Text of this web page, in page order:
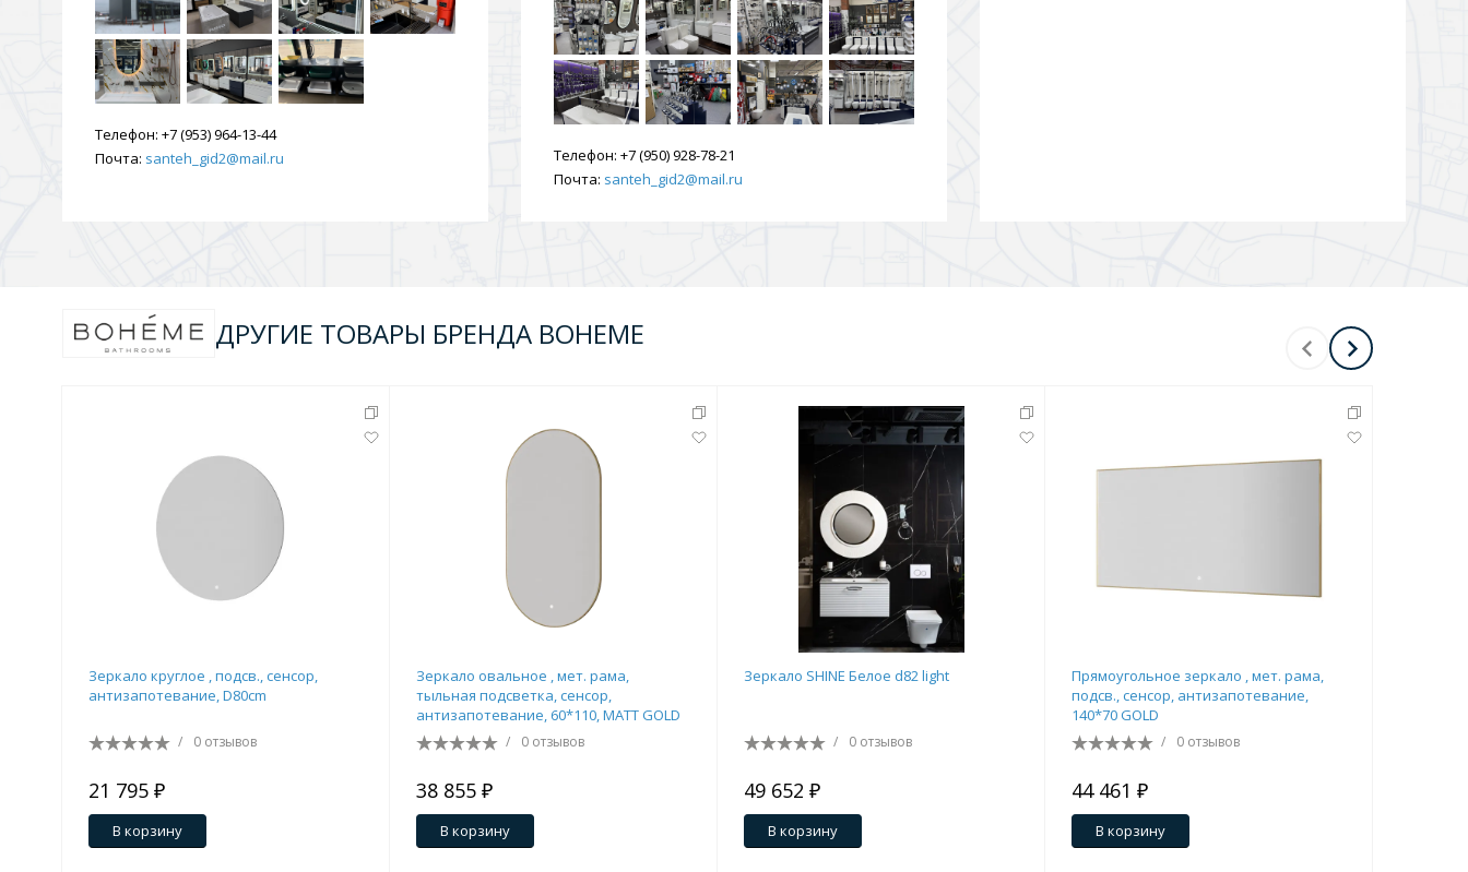
Телефон: +7 (953) 964-13-44
Почта: santeh_gid2@mail.ru Телефон: +7 (950) 928-78-21
Почта: santeh_gid2@mail.ru
ДРУГИЕ ТОВАРЫ БРЕНДА BOHEME
Зеркало круглое , подсв., сенсор,
антизапотевание, D80cm
/ 0 отзывов
21 795 ₽
В корзину
Зеркало овальное , мет. рама,
тыльная подсветка, сенсор,
антизапотевание, 60*110, MATT GOLD
/ 0 отзывов
38 855 ₽
В корзину
Зеркало SHINE Белое d82 light
/ 0 отзывов
49 652 ₽
В корзину
Прямоугольное зеркало , мет. рама,
подсв., сенсор, антизапотевание,
140*70 GOLD
/ 0 отзывов
44 461 ₽
В корзину